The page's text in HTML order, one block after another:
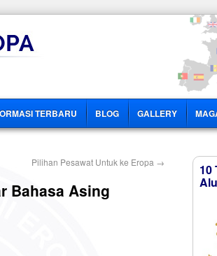
TERBARU BLOG GALLERY
Pilihan Pesawat Untuk ke Eropa →
Bahasa Asing
10